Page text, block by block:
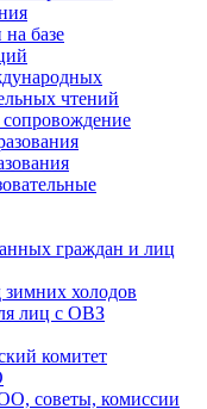
базе
чтений
сопровождение
граждан и лиц
холодов
лиц с ОВЗ
комитет
советы, комиссии